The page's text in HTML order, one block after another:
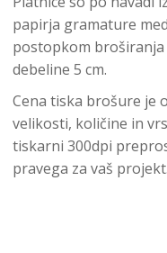
papirja gramature
postopkom
debeline 5 cm.
Cena tiska brošure je
velikosti, količine in
tiskarni 300dpi
pravega za vaš projekt.